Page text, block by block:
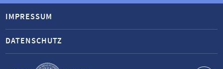
Service-
IMPRESSUM
DATENSCHUTZ